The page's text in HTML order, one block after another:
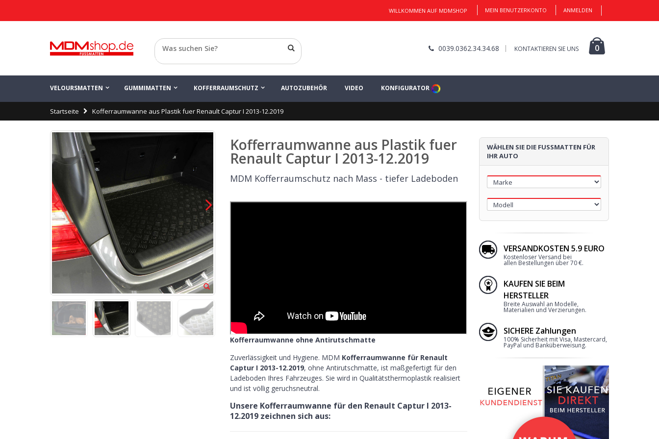
MEIN BENUTZERKONTO ANMELDEN
WILLKOMMEN AUF MDMSHOP
0039.0362.34.34.68 KONTAKTIEREN SIE UNS 0
Zurück
VELOURSMATTEN GUMMIMATTEN KOFFERRAUMSCHUTZ AUTOZUBEHÖR VIDEO KONFIGURATOR
Startseite Kofferraumwanne aus Plastik fuer Renault Captur I 2013-12.2019
Kofferraumwanne aus Plastik fuer
Renault Captur I 2013-12.2019
MDM Kofferraumschutz nach Mass - tiefer Ladeboden
Kofferraumwanne ohne Antirutschmatte
Zuverlässigkeit und Hygiene. MDM Kofferraumwanne für Renault
Captur I 2013-12.2019, ohne Antirutschmatte, ist maßgefertigt für den
Ladeboden Ihres Fahrzeuges. Sie wird in Qualitätsthermoplastik realisiert
und ist völlig geruchsneutral.
Unsere Kofferraumwanne für den Renault Captur I 2013-
12.2019 zeichnen sich aus:
WÄHLEN SIE DIE FUSSMATTEN FÜR I
HR AUTO
VERSANDKOSTEN 5.9 EURO
Kostenloser Versand bei
allen Bestellungen über 70 €.
KAUFEN SIE BEIM
HERSTELLER
Breite Auswahl an Modelle,
Materialien und Verzierungen.
SICHERE Zahlungen
100% Sicherheit mit Visa, Mastercard,
PayPal und Banküberweisung.